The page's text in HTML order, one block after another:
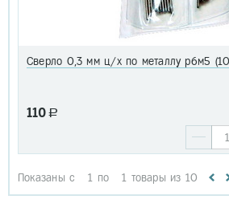
Сверло 0,3 мм ц/х по металлу р6м5
110 a
Показаны с 1 по 1 товары из 10